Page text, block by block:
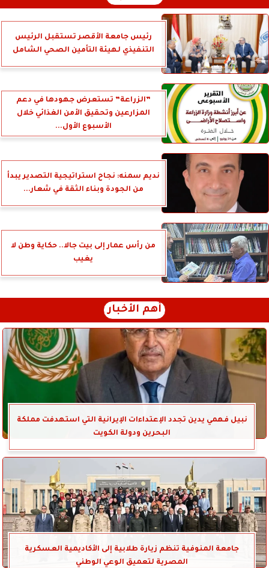
رئيس جامعة الأقصر تستقبل الرئيس
التنفيذي لهيئة التأمين الصحي الشامل
”الزراعة” تستعرض جهودها في دعم
المزارعين وتحقيق الأمن الغذائي خلال
الأسبوع الأول...
نديم سمنه: نجاح استراتيجية التصدير يبدأ
من الجودة وبناء الثقة في شعار...
من رأس عمار إلى بيت جالا.. حكاية وطن لا
يغيب
أهم الأخبار
نبيل فهمي يدين تجدد الإعتداءات الإيرانية التي استهدفت مملكة
البحرين ودولة الكويت
جامعة المنوفية تنظم زيارة طلابية إلى الأكاديمية العسكرية
المصرية لتعميق الوعي الوطني